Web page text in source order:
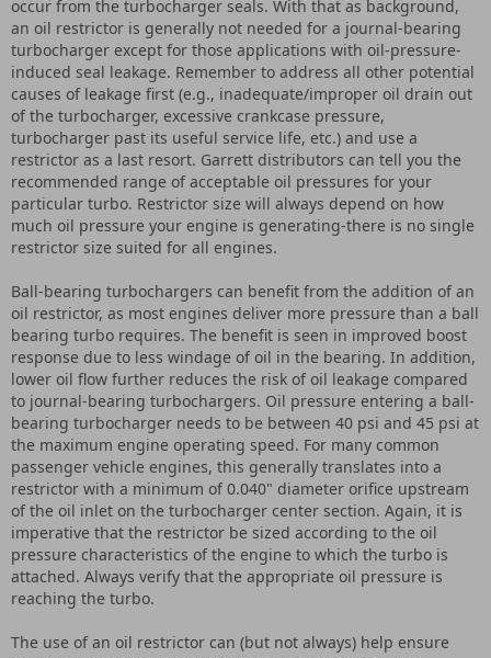
occur from the turbocharger seals. With that as background,
an oil restrictor is generally not needed for a journal-bearing
turbocharger except for those applications with oil-pressure-
induced seal leakage. Remember to address all other potential
causes of leakage first (e.g., inadequate/improper oil drain out
of the turbocharger, excessive crankcase pressure,
turbocharger past its useful service life, etc.) and use a
restrictor as a last resort. Garrett distributors can tell you the
recommended range of acceptable oil pressures for your
particular turbo. Restrictor size will always depend on how
much oil pressure your engine is generating-there is no single
restrictor size suited for all engines.
Ball-bearing turbochargers can benefit from the addition of an
oil restrictor, as most engines deliver more pressure than a ball
bearing turbo requires. The benefit is seen in improved boost
response due to less windage of oil in the bearing. In addition,
lower oil flow further reduces the risk of oil leakage compared
to journal-bearing turbochargers. Oil pressure entering a ball-
bearing turbocharger needs to be between 40 psi and 45 psi at
the maximum engine operating speed. For many common
passenger vehicle engines, this generally translates into a
restrictor with a minimum of 0.040" diameter orifice upstream
of the oil inlet on the turbocharger center section. Again, it is
imperative that the restrictor be sized according to the oil
pressure characteristics of the engine to which the turbo is
attached. Always verify that the appropriate oil pressure is
reaching the turbo.
The use of an oil restrictor can (but not always) help ensure